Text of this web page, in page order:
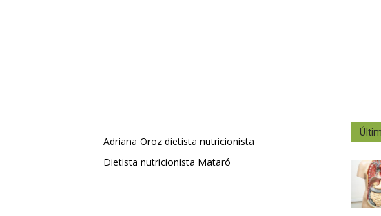
Adriana Oroz dietista nutricionista
Dietista nutricionista Mataró